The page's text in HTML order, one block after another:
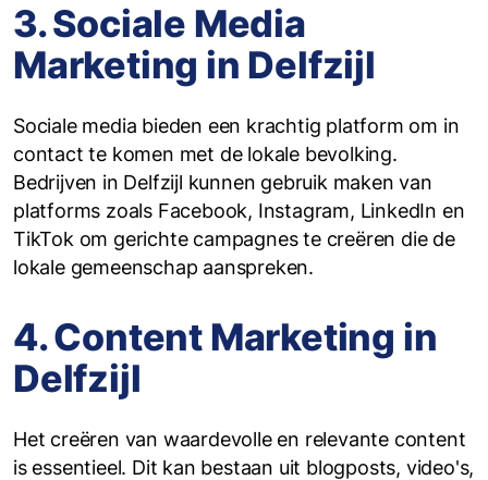
3. Sociale Media
Marketing in Delfzijl
Sociale media bieden een krachtig platform om in
contact te komen met de lokale bevolking.
Bedrijven in Delfzijl kunnen gebruik maken van
platforms zoals Facebook, Instagram, LinkedIn en
TikTok om gerichte campagnes te creëren die de
lokale gemeenschap aanspreken.
4. Content Marketing in
Delfzijl
Het creëren van waardevolle en relevante content
is essentieel. Dit kan bestaan uit blogposts, video's,